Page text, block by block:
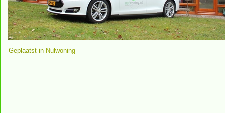
Geplaatst in Nulwoning